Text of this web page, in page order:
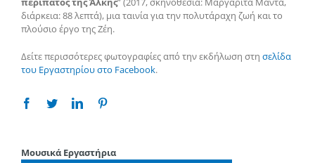
διάρκεια: 88 λεπτά), μια ταινία για την πολυτάραχη ζωή και το
πλούσιο έργο της Ζέη.
Δείτε περισσότερες φωτογραφίες από την εκδήλωση στη σελίδα
του Εργαστηρίου στο Facebook.
Facebook
TwitterLinkedin
Μουσικά Εργαστήρια